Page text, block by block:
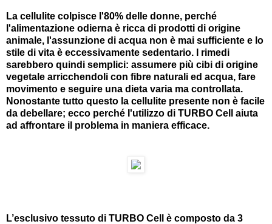
La cellulite colpisce I'80% delle donne, perché
I'alimentazione odierna è ricca di prodotti di origine
animale, I'assunzione di acqua non è mai sufficiente e lo
stile di vita è eccessivamente sedentario. I rimedi
sarebbero quindi semplici: assumere più cibi di origine
vegetale arricchendoli con fibre naturali ed acqua, fare
movimento e seguire una dieta varia ma controllata.
Nonostante tutto questo la cellulite presente non è facile
da debellare; ecco perché I'utilizzo di TURBO Cell aiuta
ad affrontare il problema in maniera efficace.
L’esclusivo tessuto di TURBO Cell è composto da 3